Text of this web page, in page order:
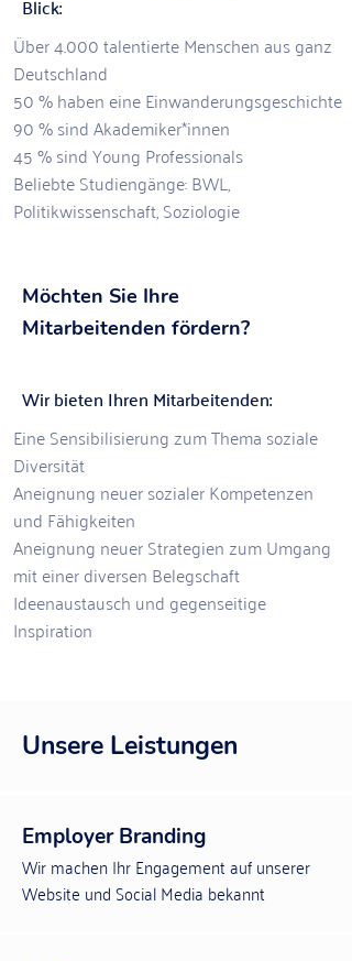
Blick:
Über 4.000 talentierte Menschen aus ganz
Deutschland
50 % haben eine Einwanderungsgeschichte
90 % sind Akademiker*innen
45 % sind Young Professionals
Beliebte Studiengänge: BWL,
Politikwissenschaft, Soziologie
Möchten Sie Ihre
Mitarbeitenden fördern?
Wir bieten Ihren Mitarbeitenden:
Eine Sensibilisierung zum Thema soziale
Diversität
Aneignung neuer sozialer Kompetenzen
und Fähigkeiten
Aneignung neuer Strategien zum Umgang
mit einer diversen Belegschaft
Ideenaustausch und gegenseitige
Inspiration
Unsere Leistungen
Employer Branding
Wir machen Ihr Engagement auf unserer
Website und Social Media bekannt